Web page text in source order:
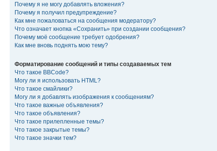
Почему я не могу добавлять вложения?
Почему я получил предупреждение?
Как мне пожаловаться на сообщения модератору?
Что означает кнопка «Сохранить» при создании сообщения?
Почему моё сообщение требует одобрения?
Как мне вновь поднять мою тему?
Форматирование сообщений и типы создаваемых тем
Что такое BBCode?
Могу ли я использовать HTML?
Что такое смайлики?
Могу ли я добавлять изображения к сообщениям?
Что такое важные объявления?
Что такое объявления?
Что такое прилепленные темы?
Что такое закрытые темы?
Что такое значки тем?